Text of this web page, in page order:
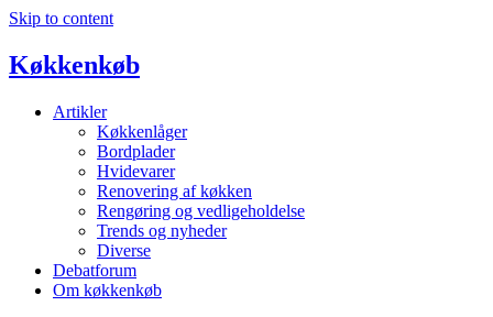
Skip to content
Køkkenkøb
Artikler
Køkkenlåger
Bordplader
Hvidevarer
Renovering af køkken
Rengøring og vedligeholdelse
Trends og nyheder
Diverse
Debatforum
Om køkkenkøb